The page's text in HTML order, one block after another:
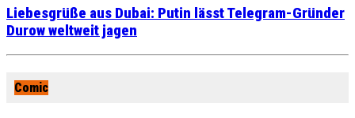
Liebesgrüße aus Dubai: Putin lässt Telegram-Gründer
Durow weltweit jagen
Comic